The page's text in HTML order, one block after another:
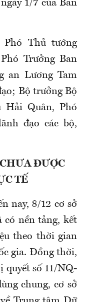
1/7 của Ban
Thủ tướng
Trưởng Ban
an Lương Tam
Bộ trưởng Bộ
Hải Quân, Phó
đạo các bộ,
ĐƯỢC
TẾ
nay, 8/12 cơ sở
có nền tảng, kết
theo thời gian
gia. Đồng thời,
quyết số 11/NQ-
chung, cơ sở